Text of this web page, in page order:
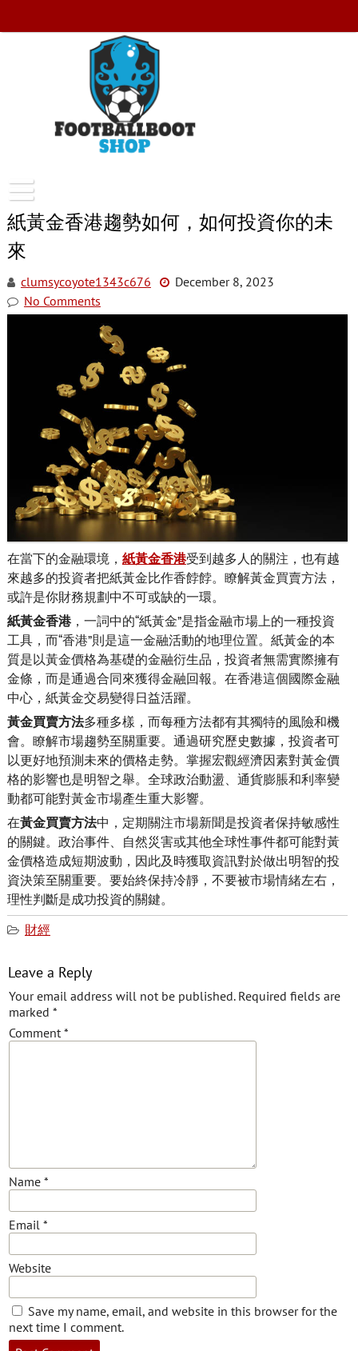
紙黃金香港趨勢如何，如何投資你的未
來
clumsycoyote1343c676
December 8, 2023
No Comments
在當下的金融環境， 紙黃金香港受到越多人的關注，也有越
來越多的投資者把紙黃金比作香餑餑。瞭解黃金買賣方法，
或許是你財務規劃中不可或缺的一環。
紙黃金香港，一詞中的“紙黃金”是指金融市場上的一種投資
工具，而“香港”則是這一金融活動的地理位置。紙黃金的本
質是以黃金價格為基礎的金融衍生品，投資者無需實際擁有
金條，而是通過合同來獲得金融回報。在香港這個國際金融
中心，紙黃金交易變得日益活躍。
黃金買賣方法多種多樣，而每種方法都有其獨特的風險和機
會。瞭解市場趨勢至關重要。通過研究歷史數據，投資者可
以更好地預測未來的價格走勢。掌握宏觀經濟因素對黃金價
格的影響也是明智之舉。全球政治動盪、通貨膨脹和利率變
動都可能對黃金市場產生重大影響。
在黃金買賣方法中，定期關注市場新聞是投資者保持敏感性
的關鍵。政治事件、自然災害或其他全球性事件都可能對黃
金價格造成短期波動，因此及時獲取資訊對於做出明智的投
資決策至關重要。要始終保持冷靜，不要被市場情緒左右，
理性判斷是成功投資的關鍵。
財經
Leave a Reply
Your email address will not be published. Required fields are
marked *
Comment *
Name *
Email *
Website
Save my name, email, and website in this browser for the
next time I comment.